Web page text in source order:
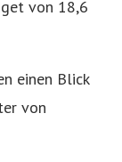
von 18,6
einen Blick
von